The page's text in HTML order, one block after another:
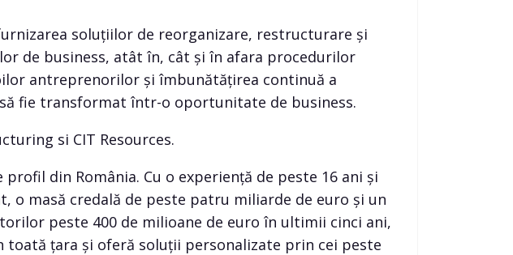
soluțiilor de reorganizare, restructurare și
de business, atât în, cât și în afara procedurilor
antreprenorilor și îmbunătățirea continuă a
fie transformat într-o oportunitate de business.
si CIT Resources.
din România. Cu o experiență de peste 16 ani și
o masă credală de peste patru miliarde de euro și un
peste 400 de milioane de euro în ultimii cinci ani,
toată țara și oferă soluții personalizate prin cei peste